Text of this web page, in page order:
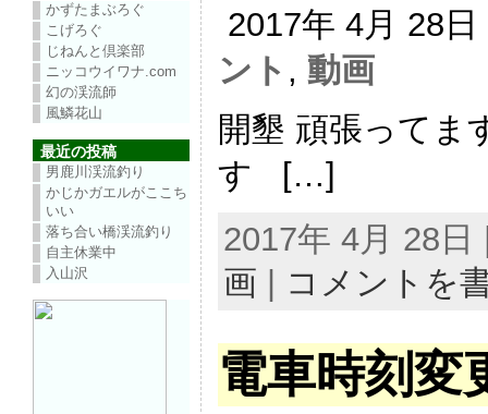
かずたまぶろぐ
こげろぐ
じねんと倶楽部
ニッコウイワナ.com
幻の渓流師
風鱗花山
最近の投稿
男鹿川渓流釣り
かじかガエルがここち
いい
落ち合い橋渓流釣り
自主休業中
入山沢
2017年 4月 28
ント , 動画
開墾 頑張ってま
す […]
2017年 4月 28
画
コメントを
電車時刻変